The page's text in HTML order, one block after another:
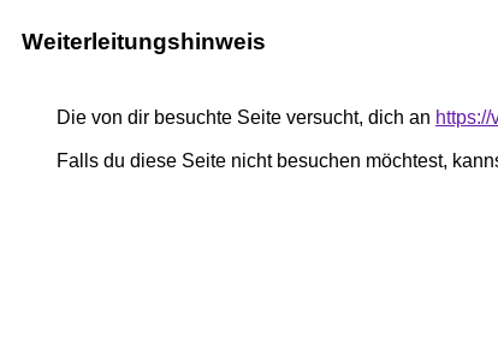
Weiterleitungshinweis
Die von dir besuchte Seite versucht, dich an
Falls du diese Seite nicht besuchen möchtest,